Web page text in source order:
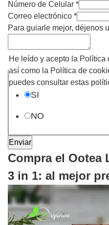
Número de Celular *
Correo electrónico *
Para guiarle mejor, déjenos
He leído y acepto la Política
así como la Política de
puedes consultar estas
SI
NO
Enviar
Compra el Ootea
3 in 1: al mejor